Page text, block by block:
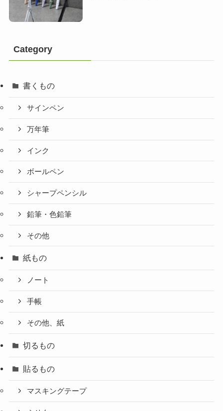
Category
書くもの
サインペン
万年筆
インク
ボールペン
シャープペンシル
鉛筆・色鉛筆
その他
紙もの
ノート
手帳
その他、紙
切るもの
貼るもの
マスキングテープ